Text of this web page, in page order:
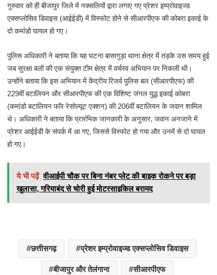
गुरुवार को ही बीजापुर जिले में नक्सलियों द्वारा लगाए गए प्रेशर इम्प्रोवाइज्ड
एक्सप्लोसिव डिवाइस (आईईडी) में विस्फोट होने से सीआरपीएफ की कोबरा इकाई के
दो कमांडो घायल हो गए।
पुलिस अधिकारी ने बताया कि यह घटना बासागुड़ा थाना क्षेत्र में तड़के उस समय हुई
जब सुरक्षा बलों की एक संयुक्त टीम क्षेत्र में वर्चस्व अभियान पर निकली थी।
उन्होंने बताया कि इस अभियान में केंद्रीय रिजर्व पुलिस बल (सीआरपीएफ) की
229वीं बटालियन और सीआरपीएफ की एक विशिष्ट जंगल युद्ध इकाई कोबरा
(कमांडो बटालियन फॉर रेसोल्यूट एक्शन) की 206वीं बटालियन के जवान शामिल
थे। अधिकारी ने बताया कि प्रारंभिक जानकारी के अनुसार, जवान अनजाने में
प्रेशर आईईडी के संपर्क में आ गए, जिससे विस्फोट हो गया और उनमें से दो घायल
हो गए।
ये भी पढ़ें वीआईपी चौक पर बिना नंबर प्लेट की बाइक रोकने पर बड़ा
खुलासा, गरियाबंद से चोरी हुई मोटरसाइकिल बरामद
छत्तीसगढ़ प्रेशर इम्प्रोवाइज्ड एक्सप्लोसिव डिवाइस
बीजापुर और तेलंगाना सीआरपीएफ